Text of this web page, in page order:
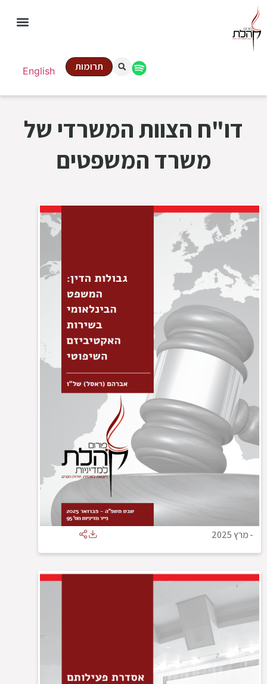
English תרומות
דו"ח הצוות המשרדי של
משרד המשפטים
-מרץ 2025